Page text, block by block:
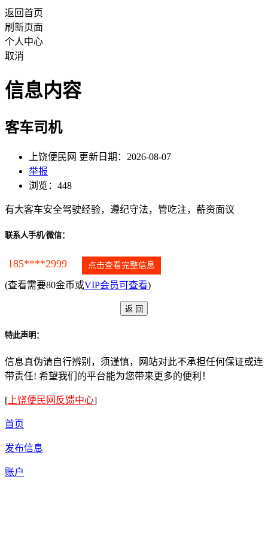
返回首页
刷新页面
个人中心
取消
信息内容
客车司机
上饶便民网 更新日期：2026-08-07
举报
浏览：448
有大客车安全驾驶经验，遵纪守法，管吃注，薪资面议
联系人手机/微信：
185****2999 点击查看完整信息
(查看需要80金币或VIP会员可查看)
特此声明：
信息真伪请自行辨别，须谨慎，网站对此不承担任何保证或连
带责任! 希望我们的平台能为您带来更多的便利！
[上饶便民网反馈中心]
首页
发布信息
账户